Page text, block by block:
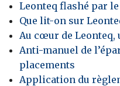
Leonteq flashé par
Que lit-on sur
Au cœur de
Anti-manuel de
placements
Application du